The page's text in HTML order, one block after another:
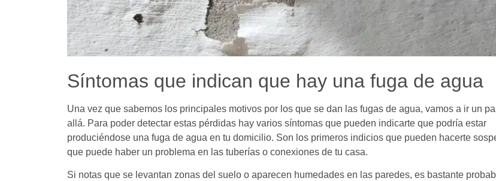
Síntomas que indican que hay una fuga de agua
Una vez que sabemos los principales motivos por los que se dan las fugas de agua, vamos a ir un
allá. Para poder detectar estas pérdidas hay varios síntomas que pueden indicarte que podría estar
produciéndose una fuga de agua en tu domicilio. Son los primeros indicios que pueden hacerte
que puede haber un problema en las tuberías o conexiones de tu casa.
Si notas que se levantan zonas del suelo o aparecen humedades en las paredes, es bastante